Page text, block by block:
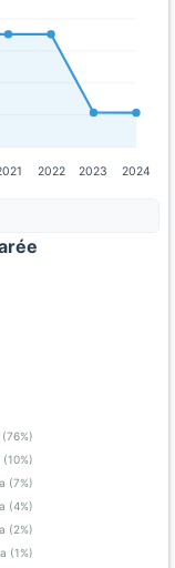
2022 2023 2024
(7%)
(4%)
(2%)
(1%)